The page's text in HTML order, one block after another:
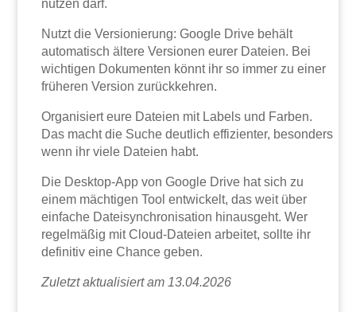
nutzen darf.
Nutzt die Versionierung: Google Drive behält
automatisch ältere Versionen eurer Dateien. Bei
wichtigen Dokumenten könnt ihr so immer zu einer
früheren Version zurückkehren.
Organisiert eure Dateien mit Labels und Farben.
Das macht die Suche deutlich effizienter, besonders
wenn ihr viele Dateien habt.
Die Desktop-App von Google Drive hat sich zu
einem mächtigen Tool entwickelt, das weit über
einfache Dateisynchronisation hinausgeht. Wer
regelmäßig mit Cloud-Dateien arbeitet, sollte ihr
definitiv eine Chance geben.
Zuletzt aktualisiert am 13.04.2026